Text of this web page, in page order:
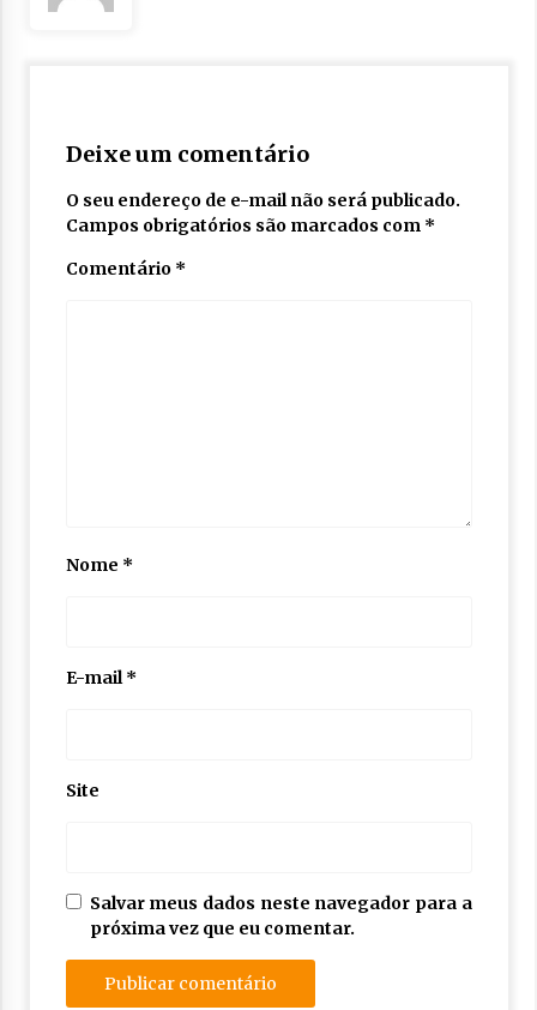
Deixe um comentário
O seu endereço de e-mail não será publicado.
Campos obrigatórios são marcados com *
Comentário *
Nome *
E-mail*
Site
Salvar meus dados neste navegador para a
próxima vez que eu comentar.